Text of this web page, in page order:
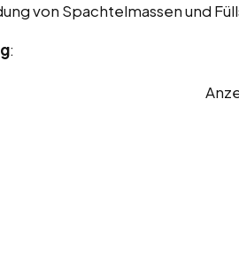
von Spachtelmassen und
: